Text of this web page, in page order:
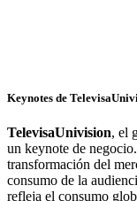
Keynotes de
TelevisaUnivision, el
un keynote de
transformación del
consumo de la
refleja el consumo